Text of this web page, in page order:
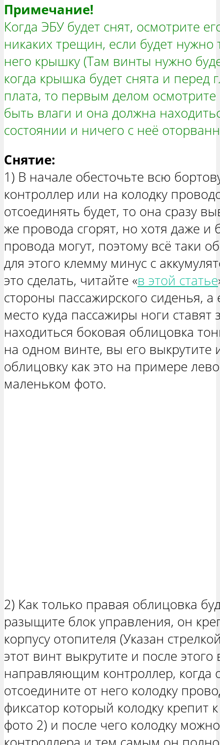
Примечание!
Когда ЭБУ будет снят, осмотрите
никаких трещин, если будет нужно
него крышку (Там винты нужно
когда крышка будет снята и перед
плата, то первым делом
быть влаги и она должна
состоянии и ничего с неё
Снятие:
1) В начале обесточьте всю
контроллер или на колодку
отсоединять будет, то она сразу
же провода сгорят, но хотя даже и
провода могут, поэтому всё таки
для этого клемму минус с
это сделать, читайте «в этой статье
стороны пассажирского сиденья,
место куда пассажиры ноги ставят
находиться боковая облицовка
на одном винте, вы его выкрутите
облицовку как это на примере
маленьком фото.
2) Как только правая облицовка
разыщите блок управления, он
корпусу отопителя (Указан
этот винт выкрутите и после
направляющим контроллер, когда
отсоедините от него колодку
фиксатор который колодку крепит
фото 2) и после чего колодку